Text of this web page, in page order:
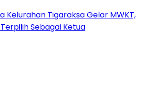
Kelurahan Tigaraksa Gelar MWKT,
Sebagai Ketua